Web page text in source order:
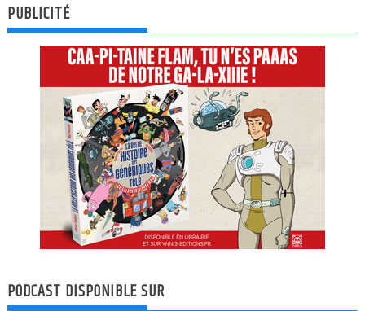
PUBLICITÉ
PODCAST DISPONIBLE SUR